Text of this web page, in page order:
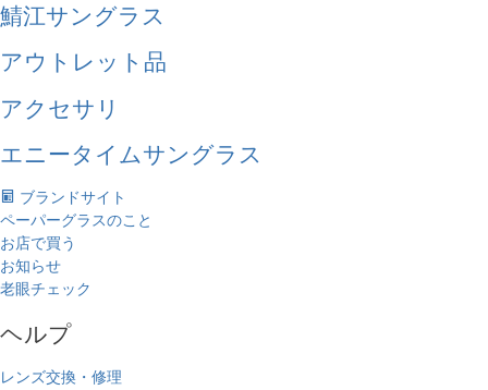
鯖江サングラス
アウトレット品
アクセサリ
エニータイムサングラス
ブランドサイト
ペーパーグラスのこと
お店で買う
お知らせ
老眼チェック
ヘルプ
レンズ交換・修理